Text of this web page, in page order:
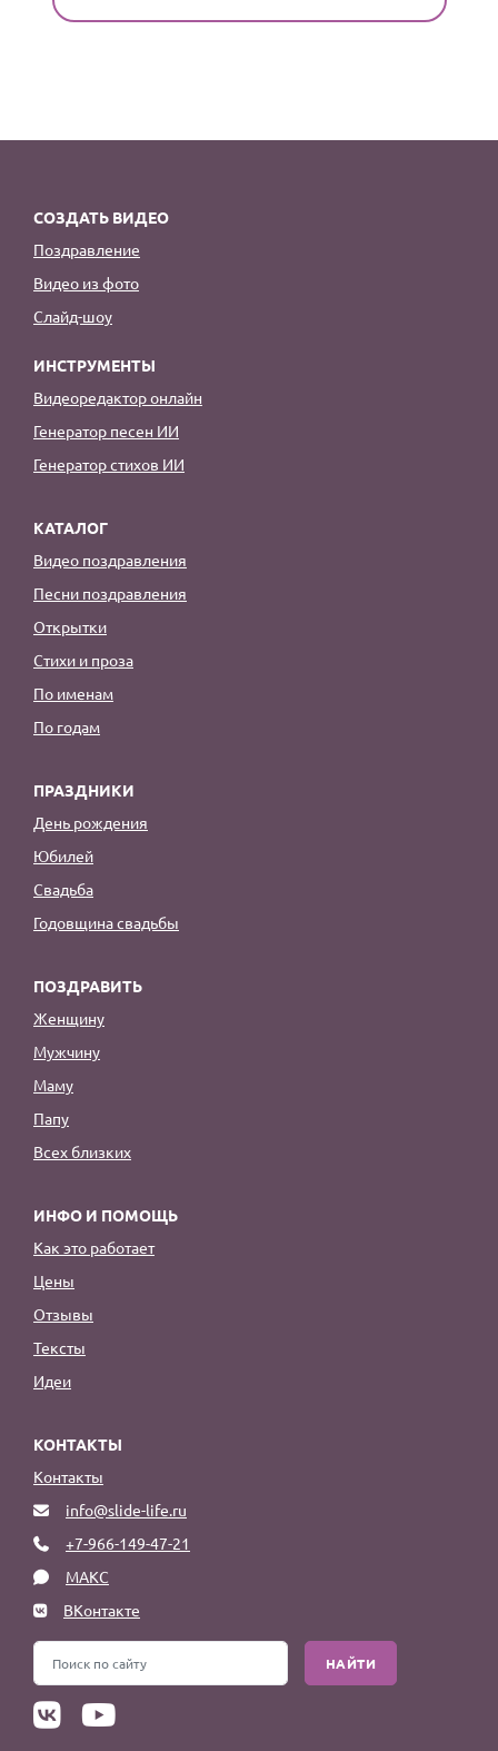
СОЗДАТЬ ВИДЕО
Поздравление
Видео из фото
Слайд-шоу
ИНСТРУМЕНТЫ
Видеоредактор онлайн
Генератор песен ИИ
Генератор стихов ИИ
КАТАЛОГ
Видео поздравления
Песни поздравления
Открытки
Стихи и проза
По именам
По годам
ПРАЗДНИКИ
День рождения
Юбилей
Свадьба
Годовщина свадьбы
ПОЗДРАВИТЬ
Женщину
Мужчину
Маму
Папу
Всех близких
ИНФО И ПОМОЩЬ
Как это работает
Цены
Отзывы
Тексты
Идеи
КОНТАКТЫ
Контакты
info@slide-life.ru
+7-966-149-47-21
МАКС
ВКонтакте
НАЙТИ